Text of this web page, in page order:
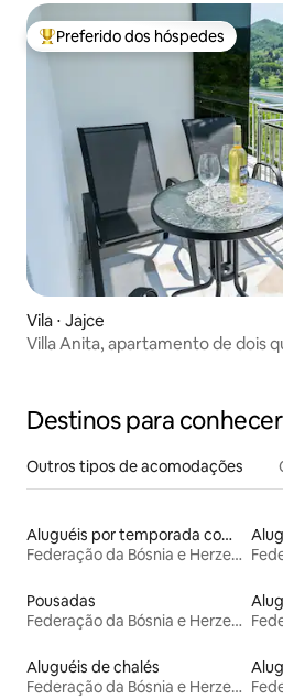
Entre os melhores preferidos dos
Preferido dos hóspedes
Vila ⋅ Jajce
Villa Anita, apartamento de dois
Destinos para conhecer
Outros tipos de acomodações
Aluguéis por temporada com café da manhã
Federação da Bósnia e Herzegovina
Pousadas
Federação da Bósnia e Herzegovina
Aluguéis de chalés
Federação da Bósnia e Herzegovina